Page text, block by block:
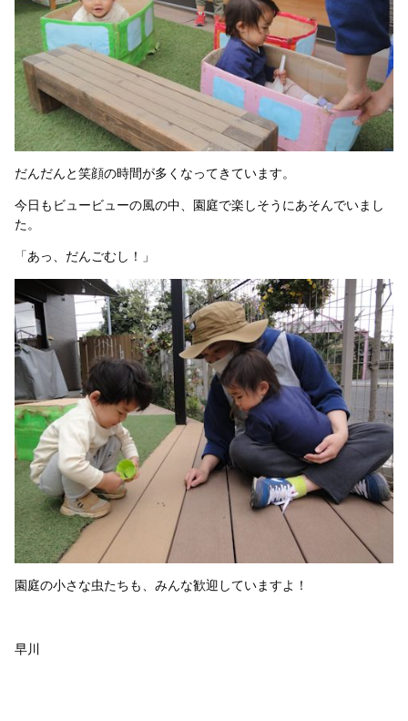
だんだんと笑顔の時間が多くなってきています。
今日もビュービューの風の中、園庭で楽しそうにあそんでいまし
た。
「あっ、だんごむし！」
園庭の小さな虫たちも、みんな歓迎していますよ！
早川